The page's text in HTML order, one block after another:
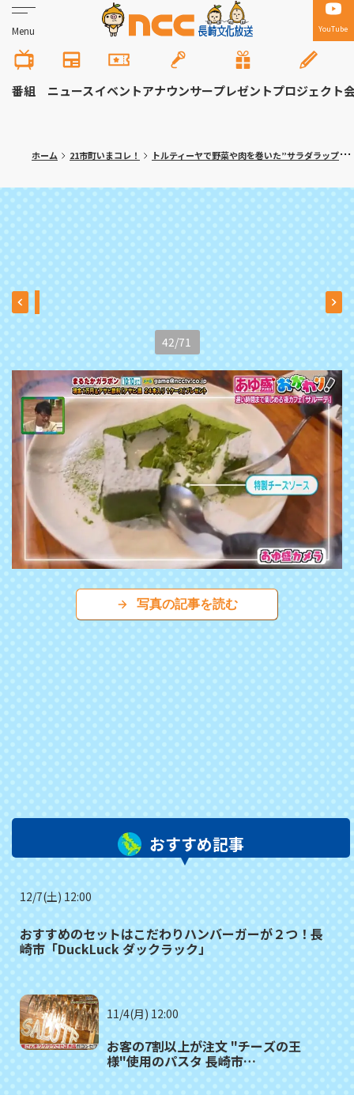
Menu YouTube
番組 ニュースイベントアナウンサープレゼントプロジェクト
ホーム 21市町いまコレ！ トルティーヤで野菜や肉を巻いた”サラダラップ”専門店！大村市「ロールン」
42/71
写真の記事を読む
おすすめ記事
12/7(土) 12:00
おすすめのセットはこだわりハンバーガーが２つ！長
崎市「DuckLuck ダックラック」
11/4(月) 12:00
お客の7割以上が注文 "チーズの王
様"使用のパスタ 長崎市